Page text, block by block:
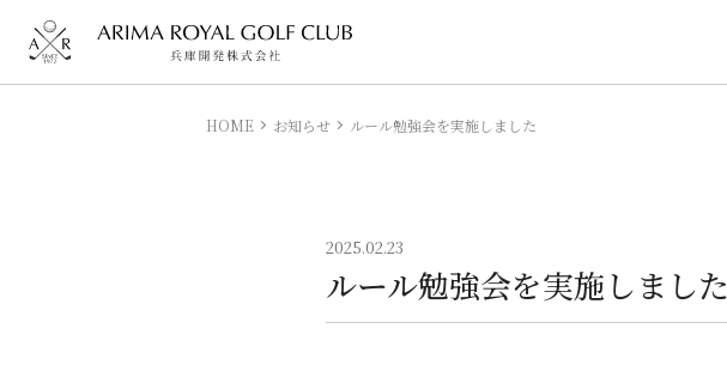
HOME お知らせ ルール勉強会を実施しました
2025.02.23
ルール勉強会を実施しました